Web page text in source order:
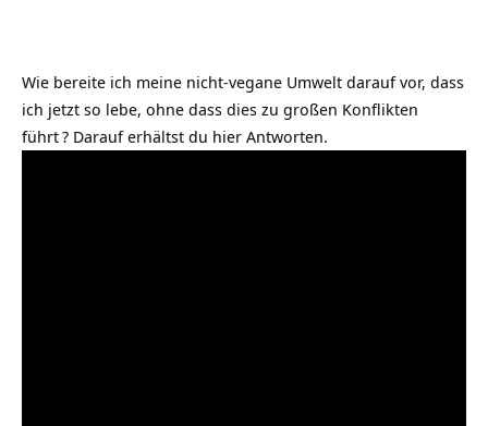
Wie bereite ich meine nicht-vegane Umwelt darauf vor, dass
ich jetzt so lebe, ohne dass dies zu großen Konflikten
führt? Darauf erhältst du hier Antworten.